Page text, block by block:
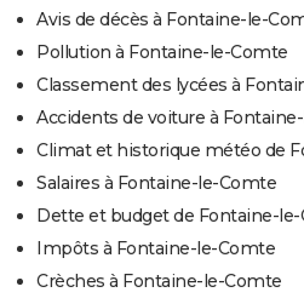
Avis de décès à Fontaine-le-
Pollution à Fontaine-le-Comte
Classement des lycées à
Accidents de voiture à
Climat et historique météo de
Salaires à Fontaine-le-Comte
Dette et budget de Fontaine-
Impôts à Fontaine-le-Comte
Crèches à Fontaine-le-Comte